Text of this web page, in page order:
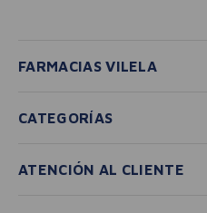
FARMACIAS VILELA
CATEGORÍAS
ATENCIÓN AL CLIENTE